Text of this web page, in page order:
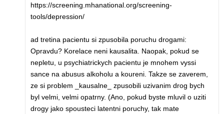
https://screening.mhanational.org/screening-
tools/depression/
ad tretina pacientu si zpusobila poruchu drogami:
Opravdu? Korelace neni kausalita. Naopak, pokud se
nepletu, u psychiatrickych pacientu je mnohem vyssi
sance na abusus alkoholu a koureni. Takze se zaverem,
ze si problem _kausalne_ zpusobili uzivanim drog bych
byl velmi, velmi opatrny. (Ano, pokud byste mluvil o uziti
drogy jako spousteci latentni poruchy, tak mate